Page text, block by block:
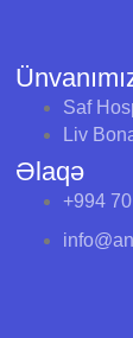
Saf
Liv
Əlaqə
+994